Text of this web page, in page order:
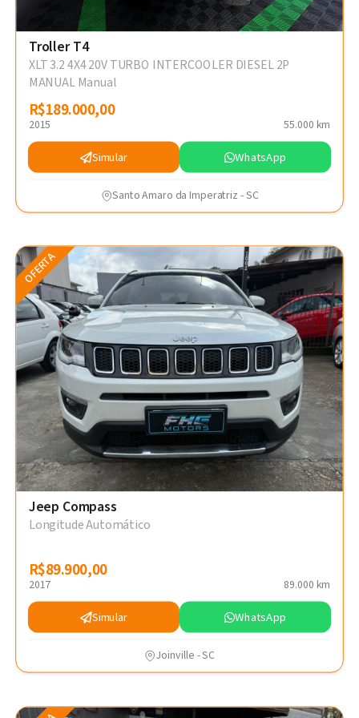
Troller T4
XLT 3.2 4X4 20V TURBO INTERCOOLER DIESEL 2P
MANUAL Manual
R$189.000,00
R$189.000,00
2015 55.000 km
Simular WhatsApp
Santo Amaro da Imperatriz - SC
OFERTA
Jeep Compass
Longitude Automático
R$89.900,00
R$89.900,00
2017 89.000 km
Simular WhatsApp
Joinville - SC